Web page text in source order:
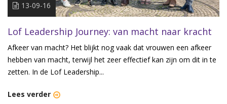
13-09-16
Lof Leadership Journey: van macht naar kracht
Afkeer van macht? Het blijkt nog vaak dat vrouwen een afkeer
hebben van macht, terwijl het zeer effectief kan zijn om dit in te
zetten. In de Lof Leadership...
Lees verder